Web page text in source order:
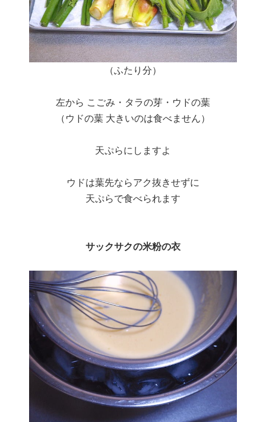
（ふたり分）
左から こごみ・タラの芽・ウドの葉
（ウドの葉 大きいのは食べません）
天ぷらにしますよ
ウドは葉先ならアク抜きせずに
天ぷらで食べられます
サックサクの米粉の衣